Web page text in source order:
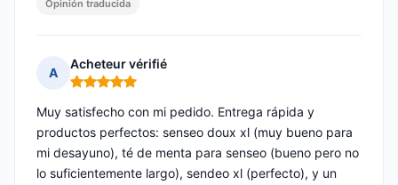
Opinión traducida
A
Acheteur vérifié
Nota: 5 de 5
Muy satisfecho con mi pedido. Entrega rápida y
productos perfectos: senseo doux xl (muy bueno para
mi desayuno), té de menta para senseo (bueno pero no
lo suficientemente largo), sendeo xl (perfecto), y un